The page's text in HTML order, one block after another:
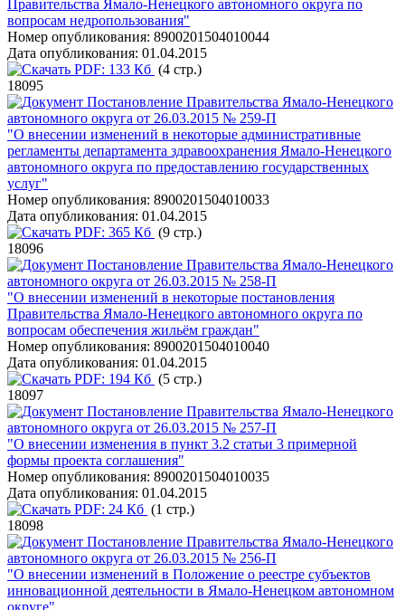
Правительства Ямало-Ненецкого автономного округа по
вопросам недропользования"
Номер опубликования: 8900201504010044
Дата опубликования: 01.04.2015
PDF: 133 Кб (4 стр.)
18095
Постановление Правительства Ямало-Ненецкого
автономного округа от 26.03.2015 № 259-П
"О внесении изменений в некоторые административные
регламенты департамента здравоохранения Ямало-Ненецкого
автономного округа по предоставлению государственных
услуг"
Номер опубликования: 8900201504010033
Дата опубликования: 01.04.2015
PDF: 365 Кб (9 стр.)
18096
Постановление Правительства Ямало-Ненецкого
автономного округа от 26.03.2015 № 258-П
"О внесении изменений в некоторые постановления
Правительства Ямало-Ненецкого автономного округа по
вопросам обеспечения жильём граждан"
Номер опубликования: 8900201504010040
Дата опубликования: 01.04.2015
PDF: 194 Кб (5 стр.)
18097
Постановление Правительства Ямало-Ненецкого
автономного округа от 26.03.2015 № 257-П
"О внесении изменения в пункт 3.2 статьи 3 примерной
формы проекта соглашения"
Номер опубликования: 8900201504010035
Дата опубликования: 01.04.2015
PDF: 24 Кб (1 стр.)
18098
Постановление Правительства Ямало-Ненецкого
автономного округа от 26.03.2015 № 256-П
"О внесении изменений в Положение о реестре субъектов
инновационной деятельности в Ямало-Ненецком автономном
округе"